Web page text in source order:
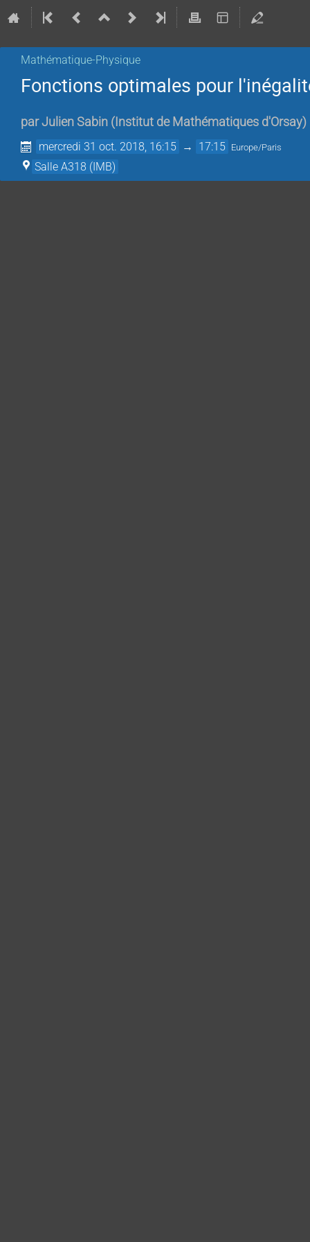
Mathématique-Physique
Fonctions optimales pour
parJulien Sabin ( Institut de Mathématiques d'Orsay)
mercredi 31 oct. 2018, 16:15 → 17:15 Europe/Paris
Salle A318 (IMB)